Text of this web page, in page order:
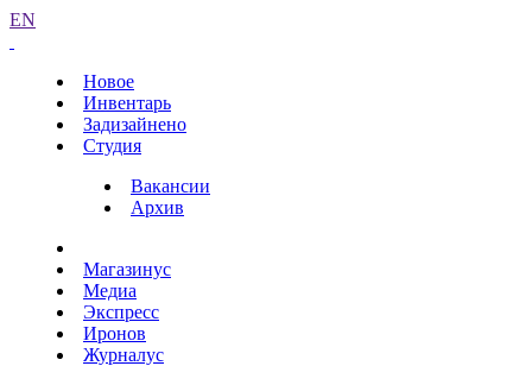
EN
Новое
Инвентарь
Задизайнено
Студия
Вакансии
Архив
Магазинус
Медиа
Экспресс
Иронов
Журналус